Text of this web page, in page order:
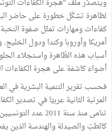
ويتصدّر ملفّ "هجرة الكفاءات
لظاهرة تشكّل خطورة على حاضر
كفاءات ومهارات تمثّل صفوة النخبة
أمريكا وأوروبا وكندا ودول
أسباب هذه الظّاهرة واستجلاء
أضواء كاشفة على هجرة
المرتبة الثانية عربيّا في تصدير
تنامى منذ سنة
كالطبّ والصيدلة والهندسة الذين